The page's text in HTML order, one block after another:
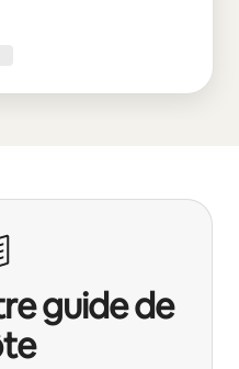
guide de